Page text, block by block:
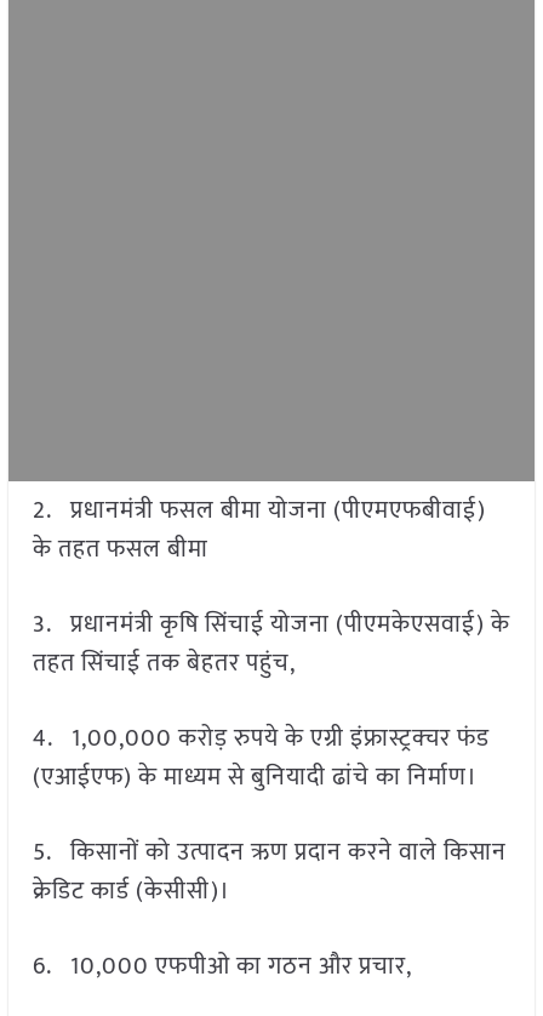
2. प्रधानमंत्री फसल बीमा योजना (पीएमएफबीवाई)
के तहत फसल बीमा
3. प्रधानमंत्री कृषि सिंचाई योजना (पीएमकेएसवाई) के
तहत सिंचाई तक बेहतर पहुंच,
4. 1,00,000 करोड़ रुपये के एग्री इंफ्रास्ट्रक्चर फंड
(एआईएफ) के माध्यम से बुनियादी ढांचे का निर्माण।
5. किसानों को उत्पादन ऋण प्रदान करने वाले किसान
क्रेडिट कार्ड (केसीसी)।
6. 10,000 एफपीओ का गठन और प्रचार,